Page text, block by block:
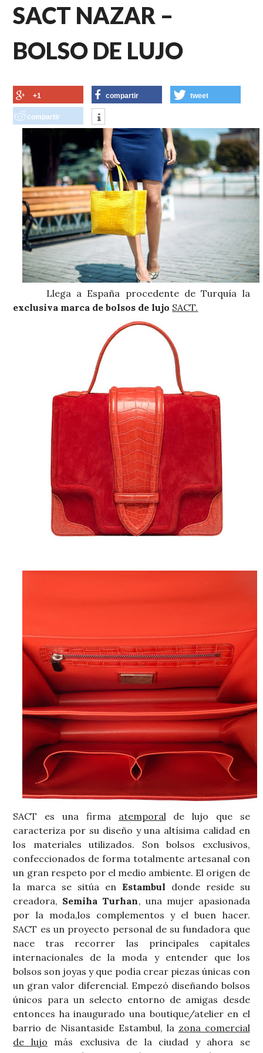
SACT NAZAR –
BOLSO DE LUJO
+1 compartir tweet
compartir
Llega a España procedente de Turquía la
exclusiva marca de bolsos de lujo SACT.
SACT es una firma atemporal de lujo que se
caracteriza por su diseño y una altísima calidad en
los materiales utilizados. Son bolsos exclusivos,
confeccionados de forma totalmente artesanal con
un gran respeto por el medio ambiente. El origen de
la marca se sitúa en Estambul donde reside su
creadora, Semiha Turhan, una mujer apasionada
por la moda,los complementos y el buen hacer.
SACT es un proyecto personal de su fundadora que
nace tras recorrer las principales capitales
internacionales de la moda y entender que los
bolsos son joyas y que podía crear piezas únicas con
un gran valor diferencial. Empezó diseñando bolsos
únicos para un selecto entorno de amigas desde
entonces ha inaugurado una boutique/atelier en el
barrio de Nisantaside Estambul, la zona comercial
de lujo más exclusiva de la ciudad y ahora se